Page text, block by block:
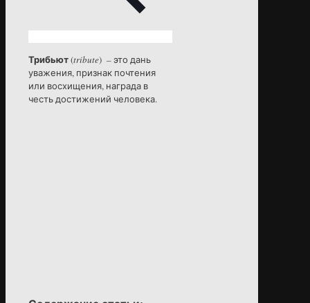
Трибьют(tribute) – это дань
уважения, признак почтения
или восхищения, награда в
честь достижений человека.